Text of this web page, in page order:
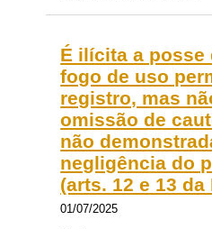
É ilícita a posse
fogo de uso
registro, mas
omissão de
não
negligência do
(arts. 12 e 13 da
01/07/2025